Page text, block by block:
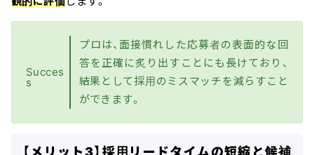
Succes
s
プロは、面接慣れした応募者の表面的な回
答を正確に炙り出すことにも長けており、
結果として採用のミスマッチを減らすこと
ができます。
【メリット3】採用リードタイムの短縮と候補